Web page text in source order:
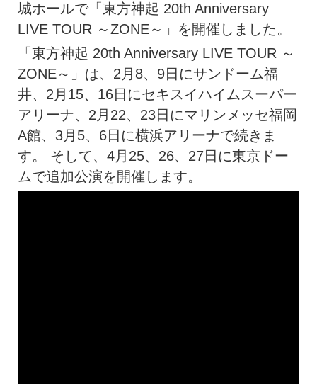
城ホールで「東方神起 20th Anniversary
LIVE TOUR ～ZONE～」を開催しました。
「東方神起 20th Anniversary LIVE TOUR ～
ZONE～」は、2月8、9日にサンドーム福
井、2月15、16日にセキスイハイムスーパー
アリーナ、2月22、23日にマリンメッセ福岡
A館、3月5、6日に横浜アリーナで続きま
す。 そして、4月25、26、27日に東京ドー
ムで追加公演を開催します。